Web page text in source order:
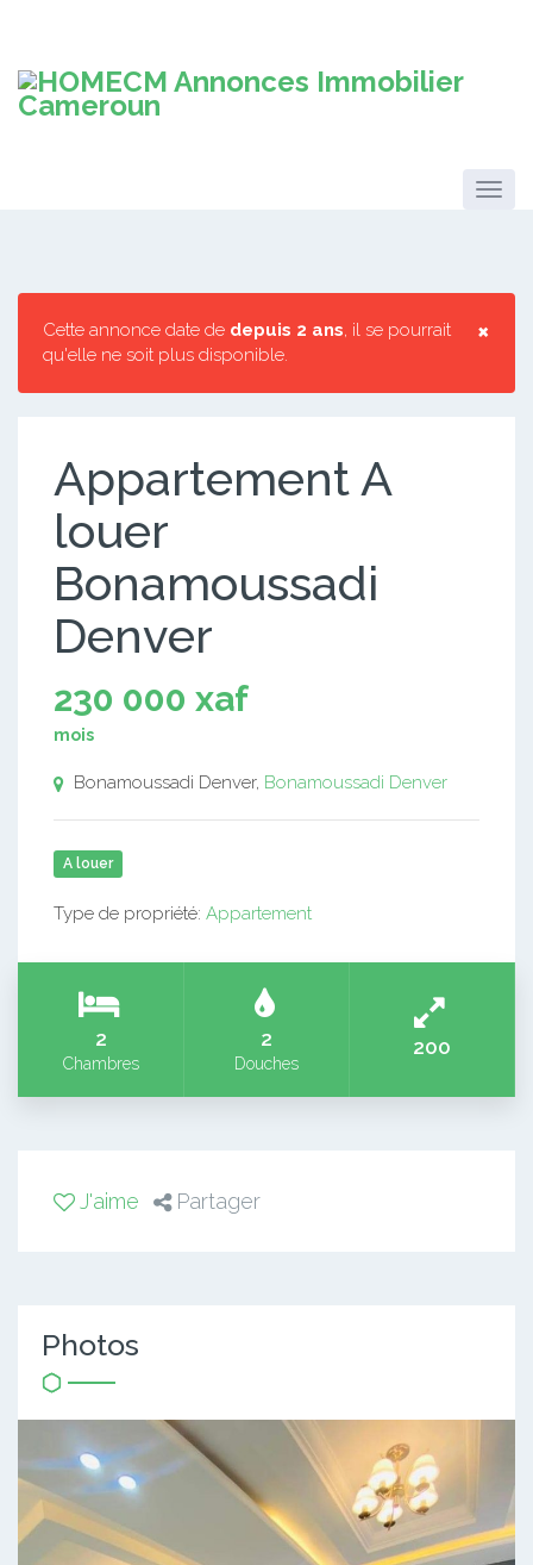
×
Cette annonce date de depuis 2 ans, il se pourrait
qu'elle ne soit plus disponible.
Appartement A
louer
Bonamoussadi
Denver
230 000 xaf
mois
Bonamoussadi Denver, Bonamoussadi Denver
A louer
Type de propriété: Appartement
2
Chambres
2
Douches
200
J'aime Partager
Photos